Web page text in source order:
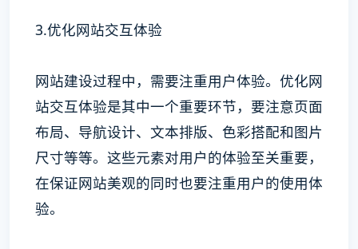
3.优化网站交互体验
网站建设过程中，需要注重用户体验。优化网
站交互体验是其中一个重要环节，要注意页面
布局、导航设计、文本排版、色彩搭配和图片
尺寸等等。这些元素对用户的体验至关重要，
在保证网站美观的同时也要注重用户的使用体
验。